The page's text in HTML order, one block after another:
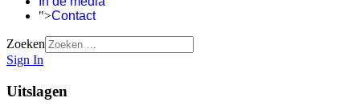
">Contact
Zoeken
Sign In
Uitslagen